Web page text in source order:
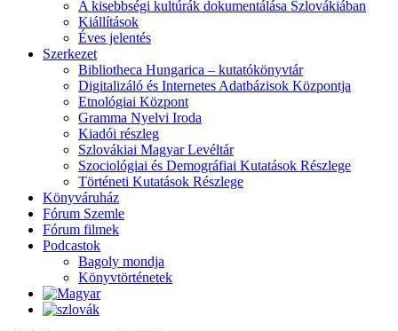
A kisebbségi kultúrák dokumentálása Szlovákiában
Kiállítások
Éves jelentés
Szerkezet
Bibliotheca Hungarica – kutatókönyvtár
Digitalizáló és Internetes Adatbázisok Központja
Etnológiai Központ
Gramma Nyelvi Iroda
Kiadói részleg
Szlovákiai Magyar Levéltár
Szociológiai és Demográfiai Kutatások Részlege
Történeti Kutatások Részlege
Könyváruház
Fórum Szemle
Fórum filmek
Podcastok
Bagoly mondja
Könyvtörténetek